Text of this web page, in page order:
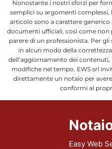
Nonostante i nostri sforzi per
semplici su argomenti
articolo sono a carattere
documenti ufficiali, così come
parere di un professionista. Per
in alcun modo della
dell’aggiornamento dei
modifiche nel tempo. EWS srl
direttamente un notaio per
conformi al
Easy Web